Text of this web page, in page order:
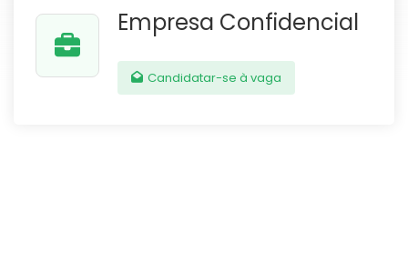
Empresa Confidencial
Candidatar-se à vaga